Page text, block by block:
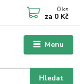
Menu
Hledat
0 ks
za 0 Kč